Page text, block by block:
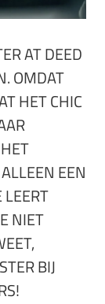
AT DEED
OMDAT
HET CHIC
EEN
LEERT
NIET
BIJ